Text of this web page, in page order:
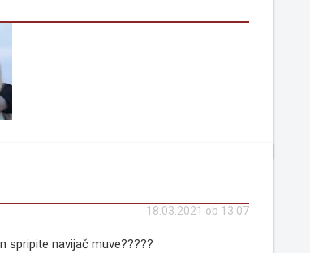
18.03.2021 ob 13:07
spripite navijač muve?????